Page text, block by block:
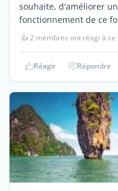
souhaite, d'améliorer
fonctionnement de ce
👍2 membres ont réagi à ce
Réagir Répondre